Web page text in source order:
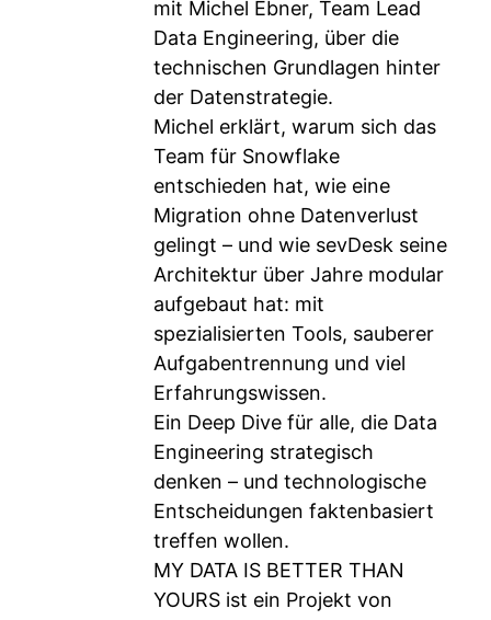
mit Michel Ebner, Team Lead
Data Engineering, über die
technischen Grundlagen hinter
der Datenstrategie.
Michel erklärt, warum sich das
Team für Snowflake
entschieden hat, wie eine
Migration ohne Datenverlust
gelingt – und wie sevDesk seine
Architektur über Jahre modular
aufgebaut hat: mit
spezialisierten Tools, sauberer
Aufgabentrennung und viel
Erfahrungswissen.
Ein Deep Dive für alle, die Data
Engineering strategisch
denken – und technologische
Entscheidungen faktenbasiert
treffen wollen.
MY DATA IS BETTER THAN
YOURS ist ein Projekt von